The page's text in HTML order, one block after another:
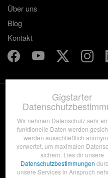
Über uns
Blog
Kontakt
© 2012-2026
Gigstarter
Wir nehmen Datenschutz sehr
funktionelle Daten werden
werden ausschließlich
verwertet, um maximalen
sichern. Lies dir unsere
Datenschutzbestimmungen
unsere Services in Anspruch